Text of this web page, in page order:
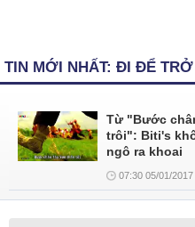
TIN MỚI NHẤT: ĐI ĐỂ
Từ "Bước
trôi": Biti's
ngô ra khoai
07:30 05/01/2017